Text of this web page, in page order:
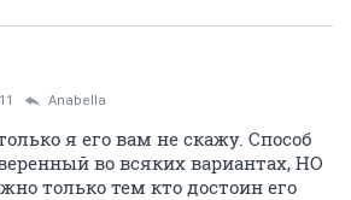
Anabella
я его вам не скажу. Способ
во всяких вариантах, НО
только тем кто достоин его